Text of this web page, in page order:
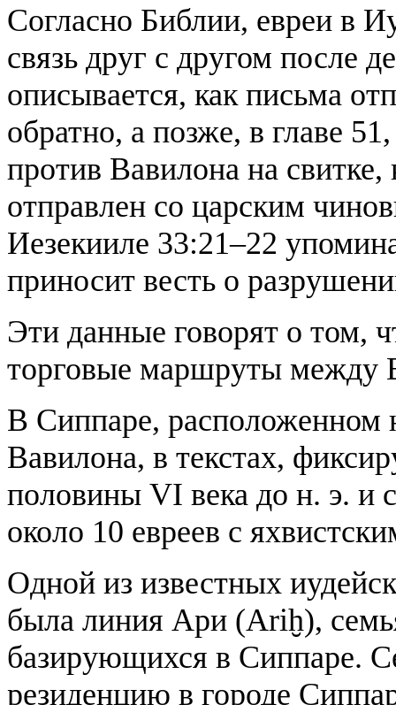
Согласно Библии, евреи в
связь друг с другом после
описывается, как письма
обратно, а позже, в главе
против Вавилона на
отправлен со царским
Иезекииле 33:21–22
приносит весть о
Эти данные говорят о том,
торговые маршруты между
В Сиппаре, расположенном
Вавилона, в текстах,
половины VI века до н. э. и
около 10 евреев с
Одной из известных
была линия Ари (Ariḫ),
базирующихся в Сиппаре.
резиденцию в городе